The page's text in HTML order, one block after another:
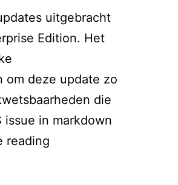
uitgebracht
Edition. Het
om deze update zo
die
in markdown
readingGitLab